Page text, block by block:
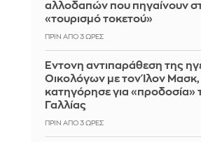
αλλοδαπών που πηγαίνουν
«τουρισμό τοκετού»
ΠΡΙΝ ΑΠΌ 3 ΏΡΕΣ
Έντονη αντιπαράθεση της
Οικολόγων με τον Ίλον
κατηγόρησε για «προδοσία»
Γαλλίας
ΠΡΙΝ ΑΠΌ 3 ΏΡΕΣ